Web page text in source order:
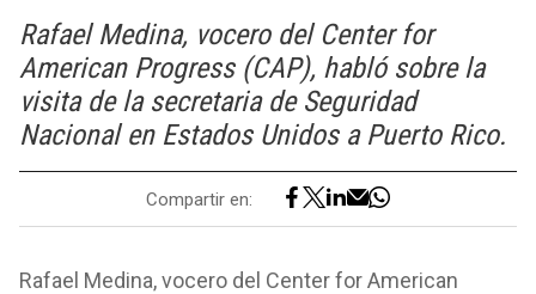
Rafael Medina, vocero del Center for
American Progress (CAP), habló sobre la
visita de la secretaria de Seguridad
Nacional en Estados Unidos a Puerto Rico.
Compartir en:
Rafael Medina, vocero del Center for American